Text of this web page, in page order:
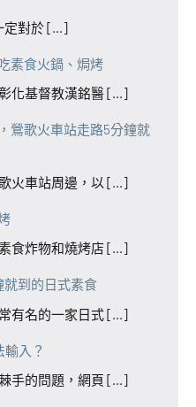
定對於 [...]
素食火鍋、焗烤
化基督教漢銘醫 [...]
鶯歌火車站走路5分鐘就
火車站周邊，以 [...]
食炸物和燒烤店 [...]
就到的日式素食
有名的一家日式 [...]
輸入？
手的問題，網頁 [...]